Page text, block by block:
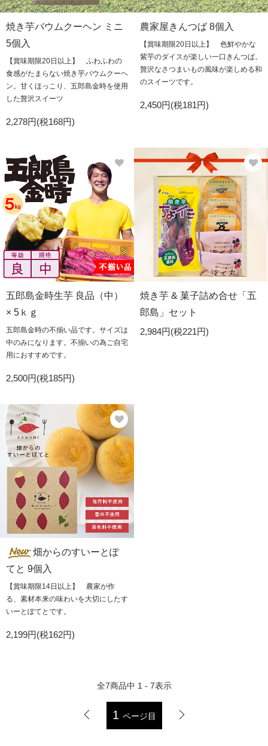
焼き芋バウムクーヘン ミニ
5個入
【賞味期限20日以上】 ふわふわの
食感がたまらない焼き芋バウムクーヘ
ン。甘くほっこり、五郎島金時を使用
した贅沢スイーツ
2,278円(税168円)
農家屋きんつば 8個入
【賞味期限20日以上】 色鮮やかな
紫芋のダイスが楽しい一口きんつば。
贅沢なさつまいもの風味が楽しめる和
のスイーツです。
2,450円(税181円)
五郎島金時生芋 良品（中）
× 5ｋｇ
五郎島金時の不揃い品です。サイズは
中のみになります。不揃いの為ご自宅
用におすすめです。
2,500円(税185円)
焼き芋 & 菓子詰め合せ「五
郎島」セット
2,984円(税221円)
畑からのすいーとぽ
てと 9個入
【賞味期限14日以上】 農家が作
る、素材本来の味わいを大切にしたす
いーとぽてとです。
2,199円(税162円)
全7商品中 1 - 7表示
1 ページ目